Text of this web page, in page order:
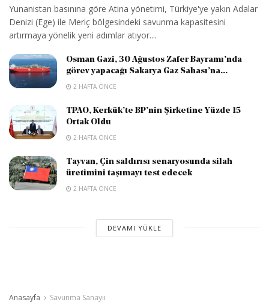
Yunanistan basınına göre Atina yönetimi, Türkiye'ye yakın Adalar
Denizi (Ege) ile Meriç bölgesindeki savunma kapasitesini
artırmaya yönelik yeni adımlar atıyor....
Osman Gazi, 30 Ağustos Zafer Bayramı’nda
görev yapacağı Sakarya Gaz Sahası’na...
2 HAFTA ÖNCE
TPAO, Kerkük’te BP’nin Şirketine Yüzde 15
Ortak Oldu
2 HAFTA ÖNCE
Tayvan, Çin saldırısı senaryosunda silah
üretimini taşımayı test edecek
2 HAFTA ÖNCE
DEVAMI YÜKLE
Anasayfa Savunma Sanayii